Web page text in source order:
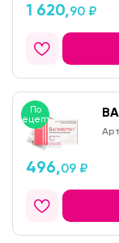
1 620,90 ₽
По
рецепту
496,09 ₽